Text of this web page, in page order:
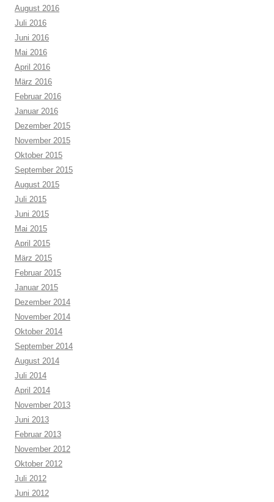
August 2016
Juli 2016
Juni 2016
Mai 2016
April 2016
März 2016
Februar 2016
Januar 2016
Dezember 2015
November 2015
Oktober 2015
September 2015
August 2015
Juli 2015
Juni 2015
Mai 2015
April 2015
März 2015
Februar 2015
Januar 2015
Dezember 2014
November 2014
Oktober 2014
September 2014
August 2014
Juli 2014
April 2014
November 2013
Juni 2013
Februar 2013
November 2012
Oktober 2012
Juli 2012
Juni 2012